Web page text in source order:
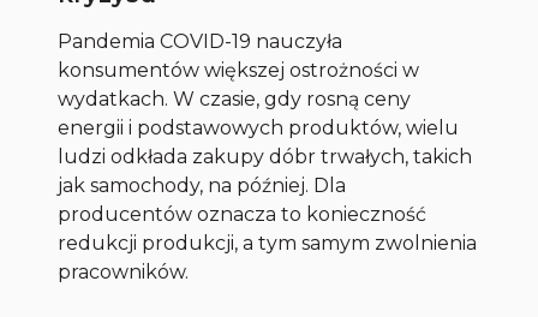
Pandemia COVID-19 nauczyła
konsumentów większej ostrożności w
wydatkach. W czasie, gdy rosną ceny
energii i podstawowych produktów, wielu
ludzi odkłada zakupy dóbr trwałych, takich
jak samochody, na później. Dla
producentów oznacza to konieczność
redukcji produkcji, a tym samym zwolnienia
pracowników.